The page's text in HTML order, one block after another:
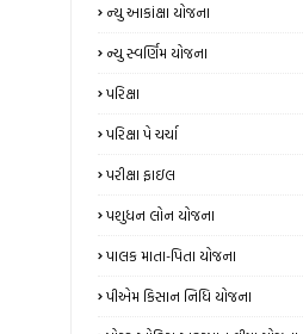
ન્‍યુ આકાંક્ષા યોજના
ન્યુ સ્‍વર્ણિમ યોજના
પરિક્ષા
પરિક્ષા પે ચર્ચા
પરીક્ષા ફાઇલ
પશુધન લોન યોજના
પાલક માતા-પિતા યોજના
પીએમ કિસાન નિધિ યોજના